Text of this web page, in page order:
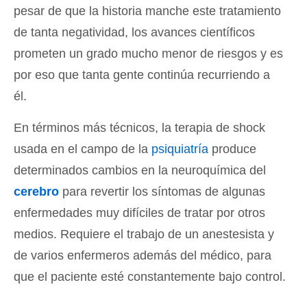
pesar de que la historia manche este tratamiento
de tanta negatividad, los avances científicos
prometen un grado mucho menor de riesgos y es
por eso que tanta gente continúa recurriendo a
él.
En términos más técnicos, la terapia de shock
usada en el campo de la psiquiatría produce
determinados cambios en la neuroquímica del
cerebro para revertir los síntomas de algunas
enfermedades muy difíciles de tratar por otros
medios. Requiere el trabajo de un anestesista y
de varios enfermeros además del médico, para
que el paciente esté constantemente bajo control.